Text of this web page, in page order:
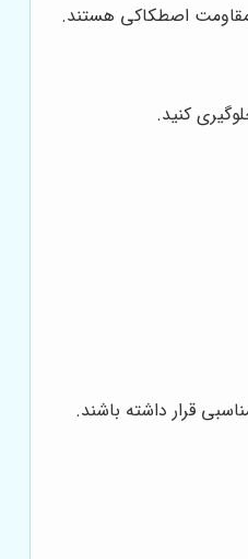
اصطکاکی هستند.
کنید.
قرار داشته باشند.